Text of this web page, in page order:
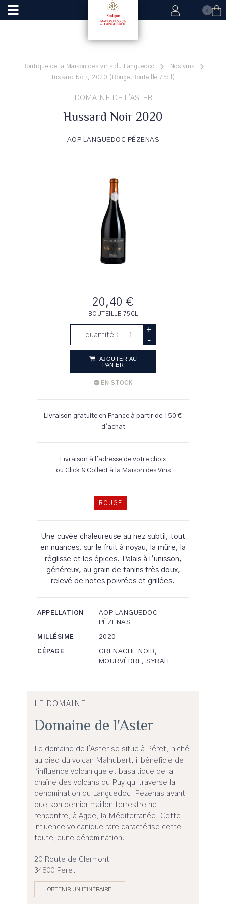
0
Boutique de la Maison des vins du Languedoc
Nos vins
Hussard Noir, 2020 (Rouge,Bouteille 75cl)
DOMAINE DE L'ASTER
Hussard Noir 2020
AOP LANGUEDOC PÉZENAS
20,40 €
BOUTEILLE 75CL
quantité : +
-
AJOUTER AU
PANIER
EN STOCK
Livraison gratuite en France à partir de 150 €
d'achat
Livraison à l'adresse de votre choix
ou Click & Collect à la Maison des Vins
ROUGE
Une cuvée chaleureuse au nez subtil, tout
en nuances, sur le fruit à noyau, la mûre, la
réglisse et les épices. Palais à l’unisson,
généreux, au grain de tanins très doux,
relevé de notes poivrées et grillées.
APPELLATION
AOP LANGUEDOC
PÉZENAS
MILLÉSIME 2020
CÉPAGE
GRENACHE NOIR,
MOURVÈDRE, SYRAH
LE DOMAINE
Domaine de l'Aster
Le domaine de l'Aster se situe à Péret, niché
au pied du volcan Malhubert, il bénéficie de
l'influence volcanique et basaltique de la
chaîne des volcans du Puy qui traverse la
dénomination du Languedoc-Pézénas avant
que son dernier maillon terrestre ne
rencontre, à Agde, la Méditerranée. Cette
influence volcanique rare caractérise cette
toute jeune dénomination.
20 Route de Clermont
34800 Peret
OBTENIR UN ITINÉRAIRE